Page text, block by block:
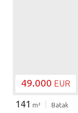
49.000 EUR
141 m² Batak